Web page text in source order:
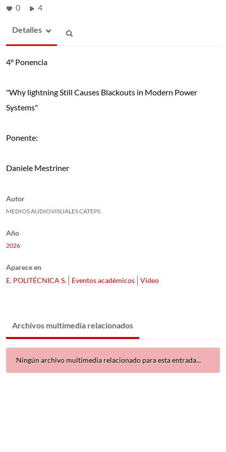
0 4
Detalles
4º Ponencia
"Why lightning Still Causes Blackouts in Modern Power
Systems"
Ponente:
Daniele Mestriner
Autor
MEDIOS AUDIOVISUALES CATEPS
Año
2026
Aparece en
E. POLITÉCNICA S.
Eventos académicos Vídeo
Archivos multimedia relacionados
Ningún archivo multimedia relacionado para esta entrada...